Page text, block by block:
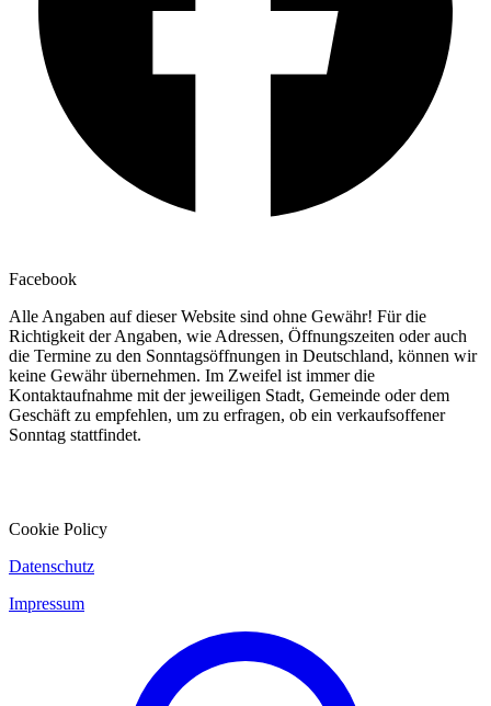
Facebook
Alle Angaben auf dieser Website sind ohne Gewähr! Für die
Richtigkeit der Angaben, wie Adressen, Öffnungszeiten oder auch
die Termine zu den Sonntagsöffnungen in Deutschland, können wir
keine Gewähr übernehmen. Im Zweifel ist immer die
Kontaktaufnahme mit der jeweiligen Stadt, Gemeinde oder dem
Geschäft zu empfehlen, um zu erfragen, ob ein verkaufsoffener
Sonntag stattfindet.
Cookie Policy
Datenschutz
Impressum